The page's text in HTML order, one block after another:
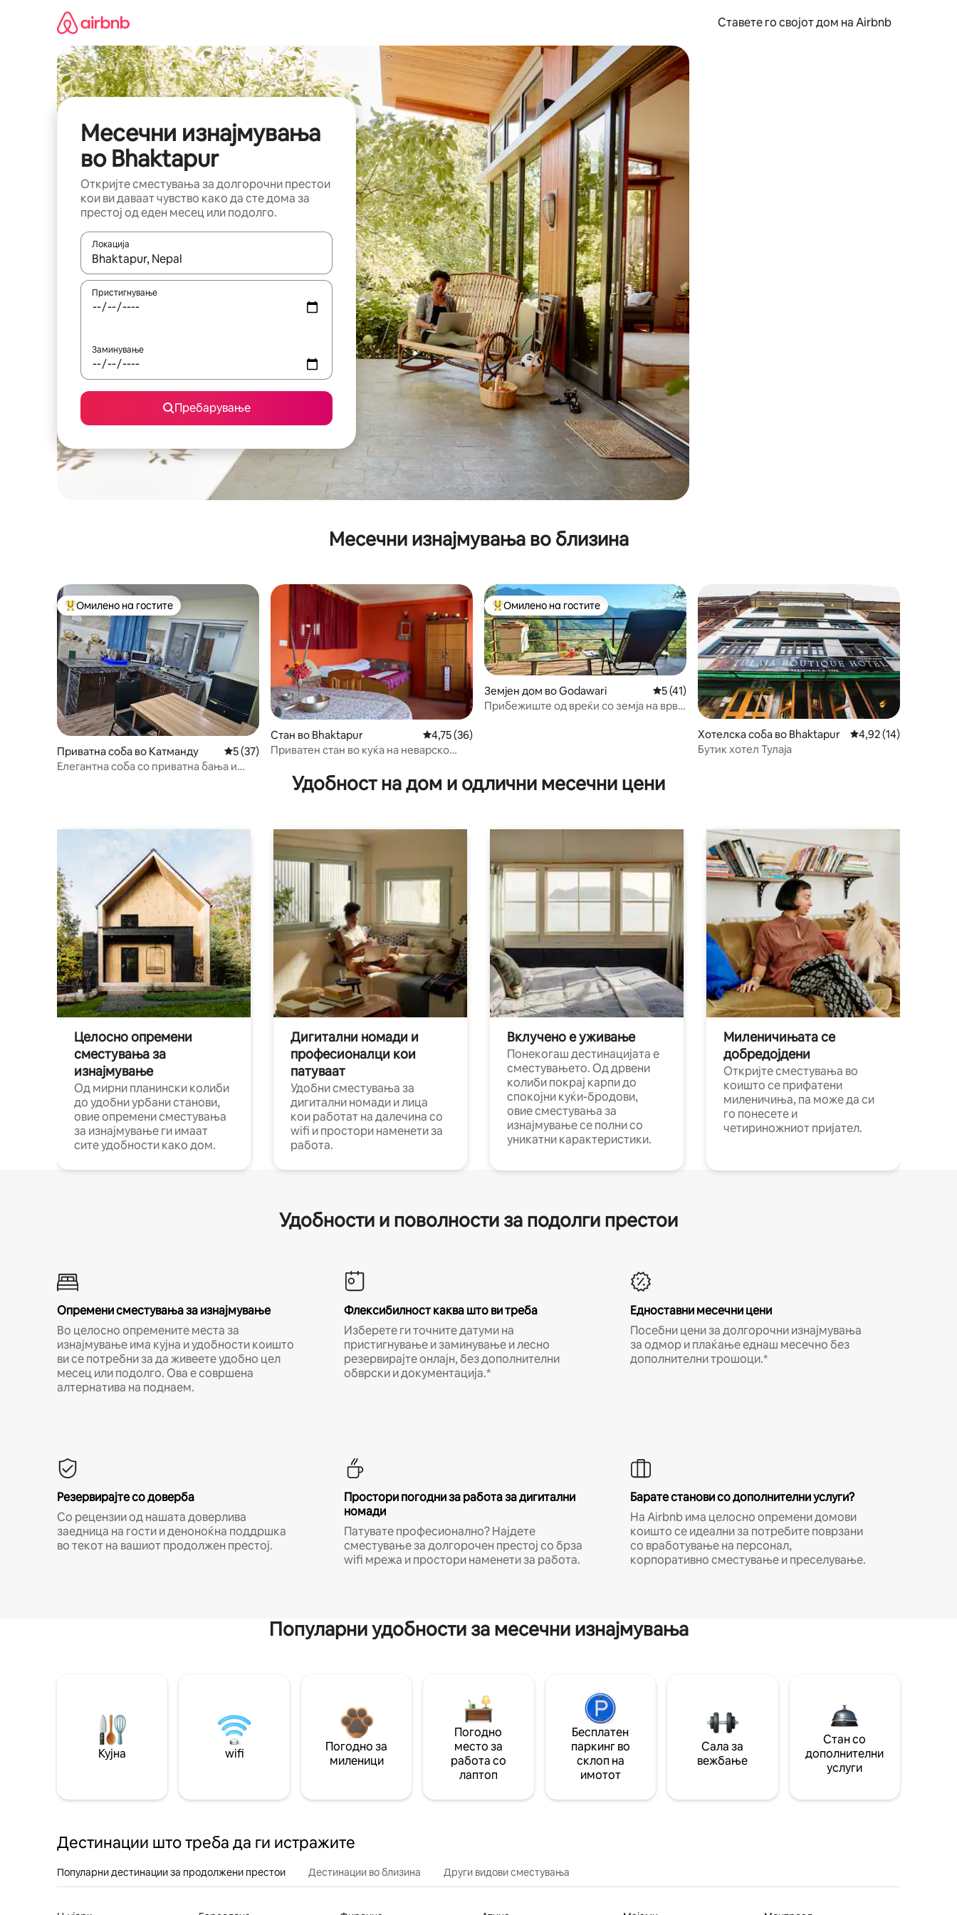
Ставете го својот дом на Airbnb
Месечни изнајмувања
во Bhaktapur
Откријте сместувања за долгорочни престои
кои ви даваат чувство како да сте дома за
престој од еден месец или подолго.
Локација
Кога резултатите се достапни, движете се со копчињата со стрелки нагоре и надолу или истражувајте со допирање или со лизгање.
Пристигнување
Заминување
Пребарување
Месечни изнајмувања во близина
Меѓу најуспешните „Омилени на гостите“
Омилено на гостите
Приватна соба во Катманду Просечна оцена: 5 од 5, 37 рецензии
5 (37)
Елегантна соба со приватна бања и
Стан во Bhaktapur Просечна оцена: 4,75 од 5, 36 рецензии
4,75 (36)
Приватен стан во куќа на неварско
Меѓу најуспешните „Омилени на гостите“
Омилено на гостите
Земјен дом во Godawari Просечна оцена: 5 од 5, 41 рецензии
5 (41)
Прибежиште од вреќи со земја на врв
Хотелска соба во Bhaktapur
Просечна оцена:
4,92 (14)
Бутик хотел Тулаја
Удобност на дом и одлични месечни цени
Целосно опремени
сместувања за
изнајмување
Од мирни планински колиби
до удобни урбани станови,
овие опремени сместувања
за изнајмување ги имаат
сите удобности како дом.
Дигитални номади и
професионалци кои
патуваат
Удобни сместувања за
дигитални номади и лица
кои работат на далечина со
wifi и простори наменети за
работа.
Вклучено е уживање
Понекогаш дестинацијата е
сместувањето. Од дрвени
колиби покрај карпи до
спокојни куќи-бродови,
овие сместувања за
изнајмување се полни со
уникатни карактеристики.
Миленичињата се
добредојдени
Откријте сместувања во
коишто се прифатени
миленичиња, па може да си
го понесете и
четириножниот пријател.
Удобности и поволности за подолги престои
Опремени сместувања за изнајмување
Во целосно опремените места за
изнајмување има кујна и удобности коишто
ви се потребни за да живеете удобно цел
месец или подолго. Ова е совршена
алтернатива на поднаем.
Флексибилност каква што ви треба
Изберете ги точните датуми на
пристигнување и заминување и лесно
резервирајте онлајн, без дополнителни
обврски и документација.*
Едноставни месечни цени
Посебни цени за долгорочни изнајмувања
за одмор и плаќање еднаш месечно без
дополнителни трошоци.*
Резервирајте со доверба
Со рецензии од нашата доверлива
заедница на гости и деноноќна поддршка
во текот на вашиот продолжен престој.
Простори погодни за работа за дигитални
номади
Патувате професионално? Најдете
сместување за долгорочен престој со брза
wifi мрежа и простори наменети за работа.
Барате станови со дополнителни услуги?
На Airbnb има целосно опремени домови
коишто се идеални за потребите поврзани
со вработување на персонал,
корпоративно сместување и преселување.
Популарни удобности за месечни изнајмувања
Кујна wifi
Погодно за
миленици
Погодно
место за
работа со
лаптоп
Бесплатен
паркинг во
склоп на
имотот
Сала за
вежбање
Стан со
дополнителни
услуги
Дестинации што треба да ги истражите
Популарни дестинации за продолжени престои Дестинации во близина Други видови сместувања